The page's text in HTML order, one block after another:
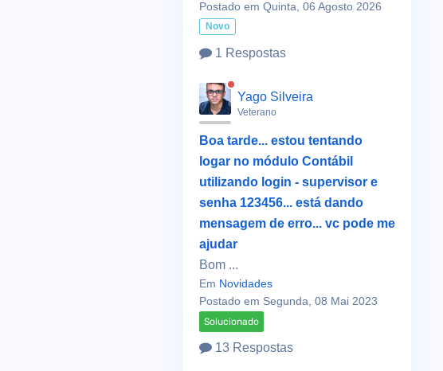
Postado em Quinta, 06 Agosto 2026
Novo
1 Respostas
Yago Silveira
Veterano
Boa tarde... estou tentando
logar no módulo Contábil
utilizando login - supervisor e
senha 123456... está dando
mensagem de erro... vc pode me
ajudar
Bom ...
Em Novidades
Postado em Segunda, 08 Mai 2023
Solucionado
13 Respostas